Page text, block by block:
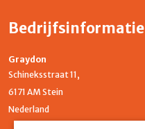
Bedrijfsinformatie
Graydon
Schineksstraat 11,
6171 AM Stein
Nederland